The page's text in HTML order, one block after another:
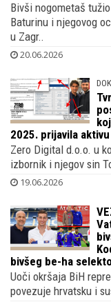
Bivši nogometaš
Baturinu i njegovog
u Zagr..
20.06.2026
2025. prijavila
Zero Digital d.o.o. u
izbornik i njegov sin
19.06.2026
bivšeg be-ha
Uoči okršaja BiH
povezuje hrvatsku i